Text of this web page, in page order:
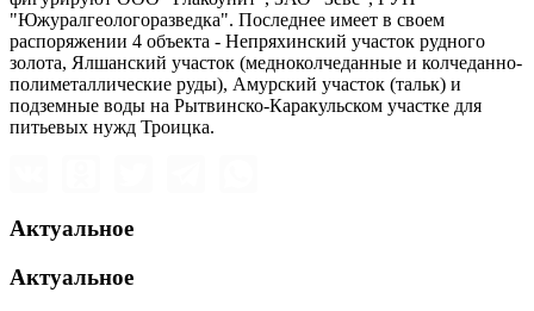
"Южуралгеологоразведка". Последнее имеет в своем
распоряжении 4 объекта - Непряхинский участок рудного
золота, Ялшанский участок (медноколчеданные и колчеданно-
полиметаллические руды), Амурский участок (тальк) и
подземные воды на Рытвинско-Каракульском участке для
питьевых нужд Троицка.
Актуальное
Актуальное